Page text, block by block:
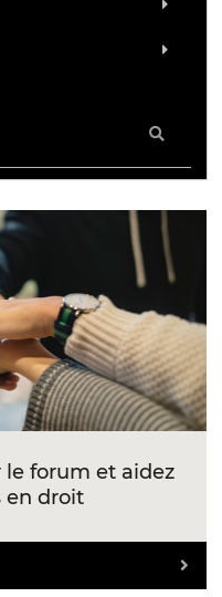
forum et aidez
en droit